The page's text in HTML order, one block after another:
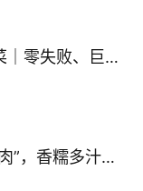
粉丝鸡蛋炒包菜｜零失败、巨下饭
下饭菜“青椒酿肉”，香糯多汁鲜嫩下饭